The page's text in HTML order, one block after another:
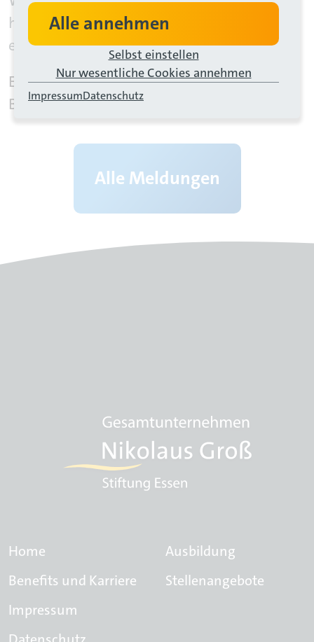
herzlich willkommen und wünschen ihr
einen großartigen Start.
Es ist toll, dass sich junge Menschen für den
Beruf in der Altenpflege entscheiden.
Alle Meldungen
Home
Benefits und Karriere
Ausbildung
Stellenangebote
Impressum
Alle annehmen
Selbst einstellen
Nur wesentliche Cookies annehmen
ImpressumDatenschutz